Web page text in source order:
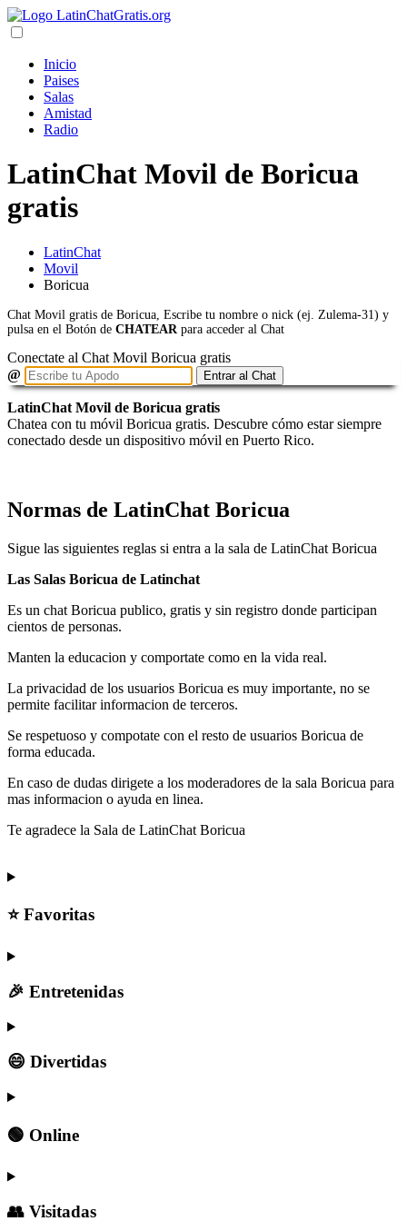
Inicio
Paises
Salas
Amistad
Radio
LatinChat Movil de Boricua
gratis
LatinChat
Movil
Boricua
Chat Movil gratis de Boricua, Escribe tu nombre o nick (ej. Zulema-31) y
pulsa en el Botón de CHATEAR para acceder al Chat
Conectate al Chat Movil Boricua gratis
@
Entrar al Chat
LatinChat Movil de Boricua gratis
Chatea con tu móvil Boricua gratis. Descubre cómo estar siempre
conectado desde un dispositivo móvil en Puerto Rico.
Normas de LatinChat Boricua
Sigue las siguientes reglas si entra a la sala de LatinChat Boricua
Las Salas Boricua de Latinchat
Es un chat Boricua publico, gratis y sin registro donde participan
cientos de personas.
Manten la educacion y comportate como en la vida real.
La privacidad de los usuarios Boricua es muy importante, no se
permite facilitar informacion de terceros.
Se respetuoso y compotate con el resto de usuarios Boricua de
forma educada.
En caso de dudas dirigete a los moderadores de la sala Boricua para
mas informacion o ayuda en linea.
Te agradece la Sala de LatinChat Boricua
⭐ Favoritas
🎉 Entretenidas
😄 Divertidas
🟢 Online
👥 Visitadas